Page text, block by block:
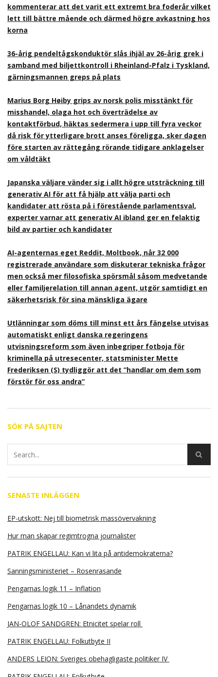
kommenterar att det varit ett extremt bra foderår vilket
lett till bättre mående och därmed högre avkastning hos
korna
36-årig pendeltågskonduktör slås ihjäl av 26-årig grek i
samband med biljettkontroll i Rheinland-Pfalz i Tyskland,
gärningsmannen greps på plats
Marius Borg Høiby grips av norsk polis misstänkt för
misshandel, olaga hot och överträdelse av
kontaktförbud, häktas sedermera i upp till fyra veckor
då risk för ytterligare brott anses föreligga, sker dagen
före starten av rättegång rörande tidigare anklagelser
om våldtäkt
Japanska väljare vänder sig i allt högre utsträckning till
generativ AI för att få hjälp att välja parti och
kandidater att rösta på i förestående parlamentsval,
experter varnar att generativ AI ibland ger en felaktig
bild av partier och kandidater
AI-agenternas eget Reddit, Moltbook, når 32 000
registrerade användare som diskuterar tekniska frågor
men också mer filosofiska spörsmål såsom medvetande
eller familjerelation till annan agent, utgör samtidigt en
säkerhetsrisk för sina mänskliga ägare
Utlänningar som döms till minst ett års fängelse utvisas
automatiskt enligt danska regeringens
utvisningsreform som även inbegriper fotboja för
kriminella på utresecenter, statsminister Mette
Frederiksen (S) tydliggör att det ”handlar om dem som
förstör för oss andra”
SÖK PÅ SAJTEN
SENASTE INLÄGGEN
EP-utskott: Nej till biometrisk massövervakning
Hur man skapar regimtrogna journalister
PATRIK ENGELLAU: Kan vi lita på antidemokraterna?
Sanningsministeriet – Rosenrasande
Pengarnas logik 11 – Inflation
Pengarnas logik 10 – Lånandets dynamik
JAN-OLOF SANDGREN: Etnicitet spelar roll
PATRIK ENGELLAU: Folkutbyte II
ANDERS LEION: Sveriges obehagligaste politiker IV